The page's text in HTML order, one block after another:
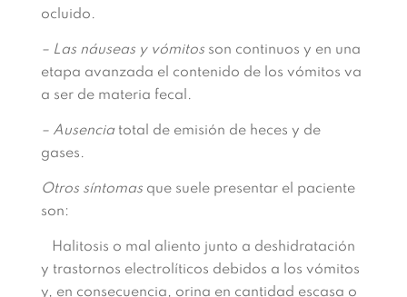
ocluido.
– Las náuseas y vómitosson continuos y en una
etapa avanzada el contenido de los vómitos va
a ser de materia fecal.
– Ausenciatotal de emisión de heces y de
gases.
Otros síntomasque suele presentar el paciente
son:
Halitosis o mal aliento junto a deshidratación
y trastornos electrolíticos debidos a los vómitos
y, en consecuencia, orina en cantidad escasa o